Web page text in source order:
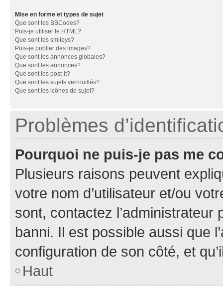
Mise en forme et types de sujet
Que sont les BBCodes?
Puis-je utiliser le HTML?
Que sont les smileys?
Puis-je publier des images?
Que sont les annonces globales?
Que sont les annonces?
Que sont les post-it?
Que sont les sujets verrouillés?
Que sont les icônes de sujet?
Problèmes
Pourquoi ne puis-je pas me
Plusieurs raisons peuvent
votre nom d’utilisateur et/ou
sont, contactez l’administrateur
banni. Il est possible aussi que
configuration de son côté, et
Haut